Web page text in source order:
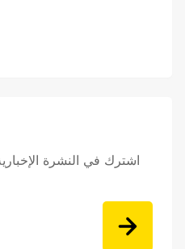
اشترك في النشرة